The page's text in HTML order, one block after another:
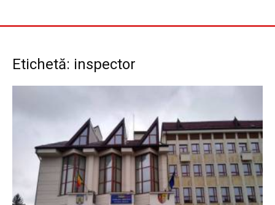
Etichetă: inspector